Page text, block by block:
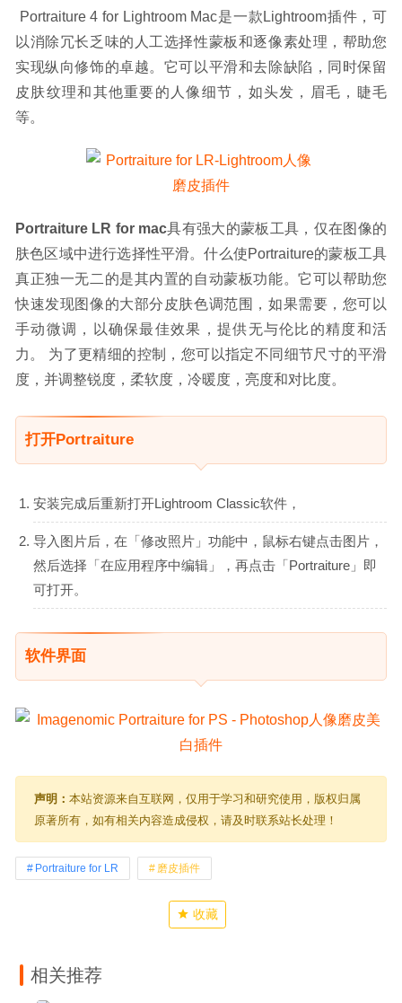
以消除冗长乏味的人工选择性蒙板和逐像素处理，帮助您
实现纵向修饰的卓越。它可以平滑和去除缺陷，同时保留
皮肤纹理和其他重要的人像细节，如头发，眉毛，睫毛
等。
Portraiture LR for mac具有强大的蒙板工具，仅在图像的
肤色区域中进行选择性平滑。什么使Portraiture的蒙板工具
真正独一无二的是其内置的自动蒙板功能。它可以帮助您
快速发现图像的大部分皮肤色调范围，如果需要，您可以
手动微调，以确保最佳效果，提供无与伦比的精度和活
力。 为了更精细的控制，您可以指定不同细节尺寸的平滑
度，并调整锐度，柔软度，冷暖度，亮度和对比度。
打开Portraiture
安装完成后重新打开Lightroom Classic软件，
导入图片后，在「修改照片」功能中，鼠标右键点击图片，
然后选择「在应用程序中编辑」，再点击「Portraiture」即
可打开。
软件界面
声明： 本站资源来自互联网，仅用于学习和研究使用，版权归属
原著所有，如有相关内容造成侵权，请及时联系站长处理！
Portraiture for LR 磨皮插件
收藏
相关推荐